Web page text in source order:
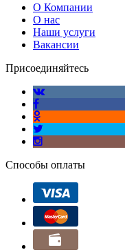
О Компании
О нас
Наши услуги
Вакансии
Присоединяйтесь
Способы оплаты